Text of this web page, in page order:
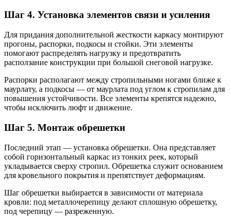
Шаг 4. Установка элементов связи и усиления
Для придания дополнительной жесткости каркасу монтируют
прогоны, распорки, подкосы и стойки. Эти элементы
помогают распределять нагрузку и предотвратить
расползание конструкции при большой снеговой нагрузке.
Распорки располагают между стропильными ногами ближе к
маурлату, а подкосы — от маурлата под углом к стропилам для
повышения устойчивости. Все элементы крепятся надежно,
чтобы исключить люфт и движение.
Шаг 5. Монтаж обрешетки
Последний этап — установка обрешетки. Она представляет
собой горизонтальный каркас из тонких реек, который
укладывается сверху стропил. Обрешетка служит основанием
для кровельного покрытия и препятствует деформациям.
Шаг обрешетки выбирается в зависимости от материала
кровли: под металлочерепицу делают сплошную обрешетку,
под черепицу — разреженную.